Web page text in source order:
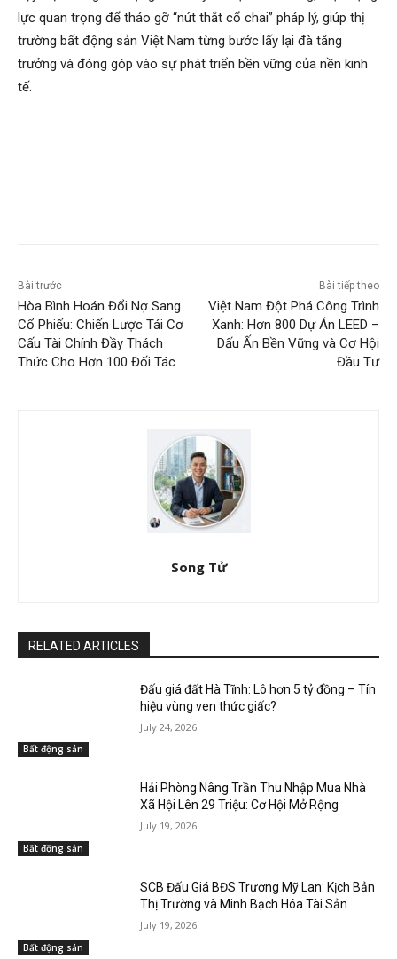
lực quan trọng để tháo gỡ “nút thắt cổ chai” pháp lý, giúp thị
trường bất động sản Việt Nam từng bước lấy lại đà tăng
trưởng và đóng góp vào sự phát triển bền vững của nền kinh
tế.
Bài trước
Hòa Bình Hoán Đổi Nợ Sang
Cổ Phiếu: Chiến Lược Tái Cơ
Cấu Tài Chính Đầy Thách
Thức Cho Hơn 100 Đối Tác
Bài tiếp theo
Việt Nam Đột Phá Công Trình
Xanh: Hơn 800 Dự Án LEED –
Dấu Ấn Bền Vững và Cơ Hội
Đầu Tư
Song Tử
RELATED ARTICLES
Bất động sản
Đấu giá đất Hà Tĩnh: Lô hơn 5 tỷ đồng – Tín
hiệu vùng ven thức giấc?
July 24, 2026
Bất động sản
Hải Phòng Nâng Trần Thu Nhập Mua Nhà
Xã Hội Lên 29 Triệu: Cơ Hội Mở Rộng
July 19, 2026
Bất động sản
SCB Đấu Giá BĐS Trương Mỹ Lan: Kịch Bản
Thị Trường và Minh Bạch Hóa Tài Sản
July 19, 2026